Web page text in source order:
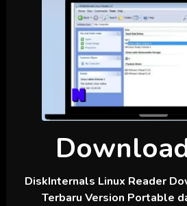
DiskInternals Linux Reader
Terbaru Version Portable